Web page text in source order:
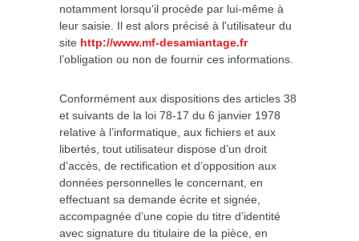
notamment lorsqu'il procède par lui-même à
leur saisie. Il est alors précisé à l'utilisateur du
site http://www.mf-desamiantage.fr
l’obligation ou non de fournir ces informations.
Conformément aux dispositions des articles 38
et suivants de la loi 78-17 du 6 janvier 1978
relative à l’informatique, aux fichiers et aux
libertés, tout utilisateur dispose d’un droit
d’accès, de rectification et d’opposition aux
données personnelles le concernant, en
effectuant sa demande écrite et signée,
accompagnée d’une copie du titre d’identité
avec signature du titulaire de la pièce, en